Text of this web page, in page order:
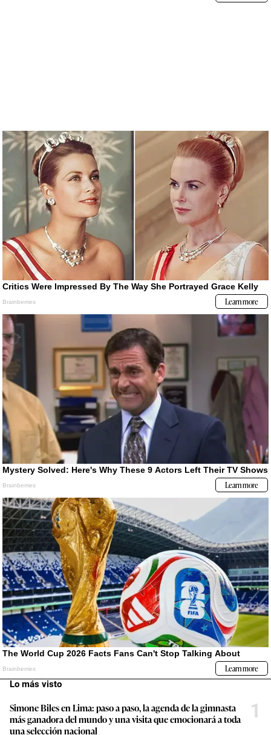
Lo más visto
Simone Biles en Lima: paso a paso, la agenda de la gimnasta
más ganadora del mundo y una visita que emocionará a toda
una selección nacional
1